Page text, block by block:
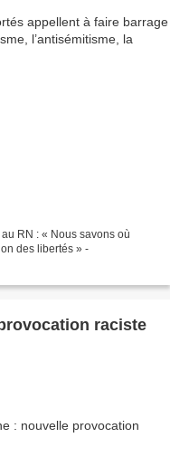
RN : « Nous savons où
des libertés » -
raciste